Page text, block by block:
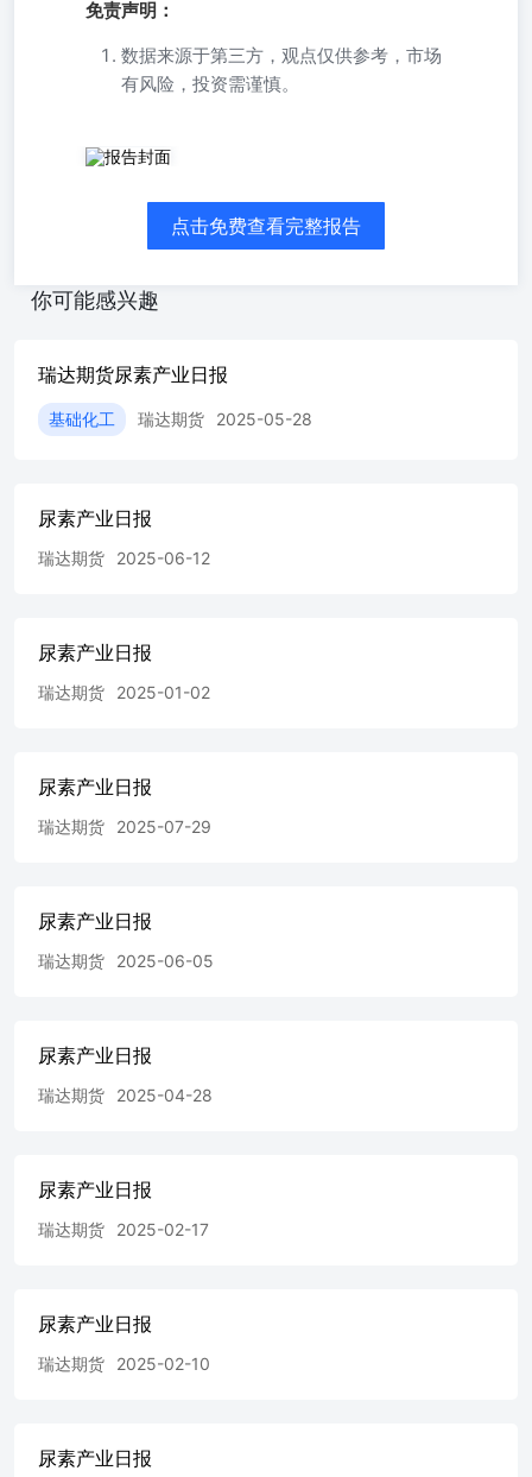
免责声明：
数据来源于第三方，观点仅供参考，市场
有风险，投资需谨慎。
免责声明 本报告中的信息均来源于公开可获得资料，瑞达
完整性不做任何保证，据此投资，责任自负。本报告不构成
个人投资建议，客户应考虑本报告中的任何意见或建议是否
引用、刊发，需注明出处为瑞达期货股份有限公司研究院，
点击免费查看完整报告
你可能感兴趣
瑞达期货尿素产业日报
基础化工 瑞达期货 2025-05-28
尿素产业日报
瑞达期货 2025-06-12
尿素产业日报
瑞达期货 2025-01-02
尿素产业日报
瑞达期货 2025-07-29
尿素产业日报
瑞达期货 2025-06-05
尿素产业日报
瑞达期货 2025-04-28
尿素产业日报
瑞达期货 2025-02-17
尿素产业日报
瑞达期货 2025-02-10
尿素产业日报